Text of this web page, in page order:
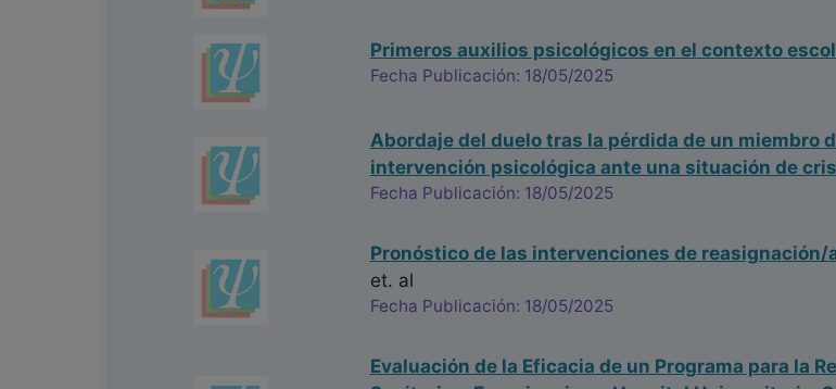
Primeros auxilios psicológicos en el contexto
Fecha Publicación: 18/05/2025
Abordaje del duelo tras la pérdida de un miembro
intervención psicológica ante una situación de
Fecha Publicación: 18/05/2025
Pronóstico de las intervenciones de reasignación/
et. al
Fecha Publicación: 18/05/2025
Evaluación de la Eficacia de un Programa para la